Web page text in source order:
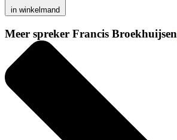
in winkelmand
Meer spreker Francis Broekhuijsen